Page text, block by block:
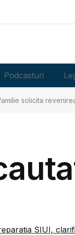
Podcasturi
solicita
SIUI,